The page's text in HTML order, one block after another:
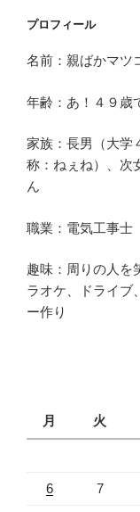
プロフィール
名前：親ばかマツ
年齢：あ！４９歳
家族：長男（大学
称：ねぇね）、次
ん
職業：電気工事士
趣味：周りの人を
ラオケ、ドライブ
ー作り
月
火
6 7